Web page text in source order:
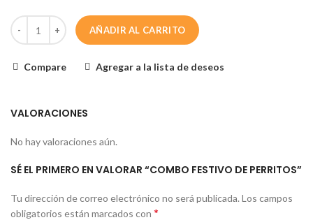
AÑADIR AL CARRITO
Compare Agregar a la lista de deseos
VALORACIONES
No hay valoraciones aún.
SÉ EL PRIMERO EN VALORAR “COMBO FESTIVO DE PERRITOS”
Tu dirección de correo electrónico no será publicada. Los campos
obligatorios están marcados con *